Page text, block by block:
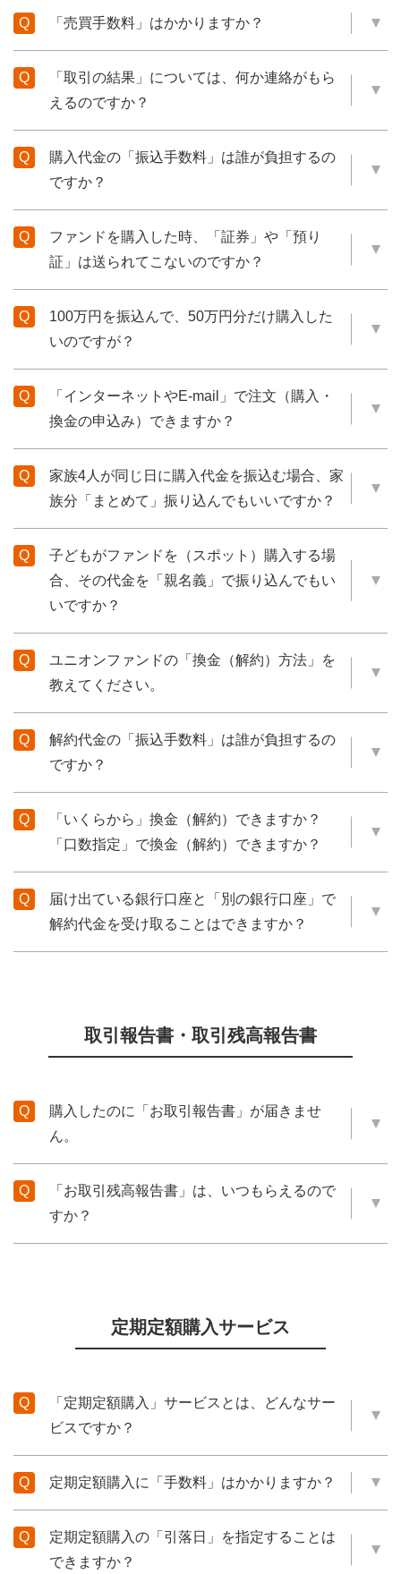
「売買手数料」はかかりますか？
「取引の結果」については、何か連絡がもら
えるのですか？
購入代金の「振込手数料」は誰が負担するの
ですか？
ファンドを購入した時、「証券」や「預り
証」は送られてこないのですか？
100万円を振込んで、50万円分だけ購入した
いのですが？
「インターネットやE-mail」で注文（購入・
換金の申込み）できますか？
家族4人が同じ日に購入代金を振込む場合、家
族分「まとめて」振り込んでもいいですか？
子どもがファンドを（スポット）購入する場
合、その代金を「親名義」で振り込んでもい
いですか？
ユニオンファンドの「換金（解約）方法」を
教えてください。
解約代金の「振込手数料」は誰が負担するの
ですか？
「いくらから」換金（解約）できますか？
「口数指定」で換金（解約）できますか？
届け出ている銀行口座と「別の銀行口座」で
解約代金を受け取ることはできますか？
取引報告書・取引残高報告書
購入したのに「お取引報告書」が届きませ
ん。
「お取引残高報告書」は、いつもらえるので
すか？
定期定額購入サービス
「定期定額購入」サービスとは、どんなサー
ビスですか？
定期定額購入に「手数料」はかかりますか？
定期定額購入の「引落日」を指定することは
できますか？